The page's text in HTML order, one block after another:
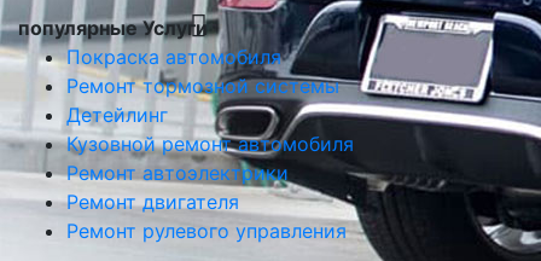
популярные Услуги
Покраска автомобиля
Ремонт тормозной системы
Детейлинг
Кузовной ремонт автомобиля
Ремонт автоэлектрики
Ремонт двигателя
Ремонт рулевого управления